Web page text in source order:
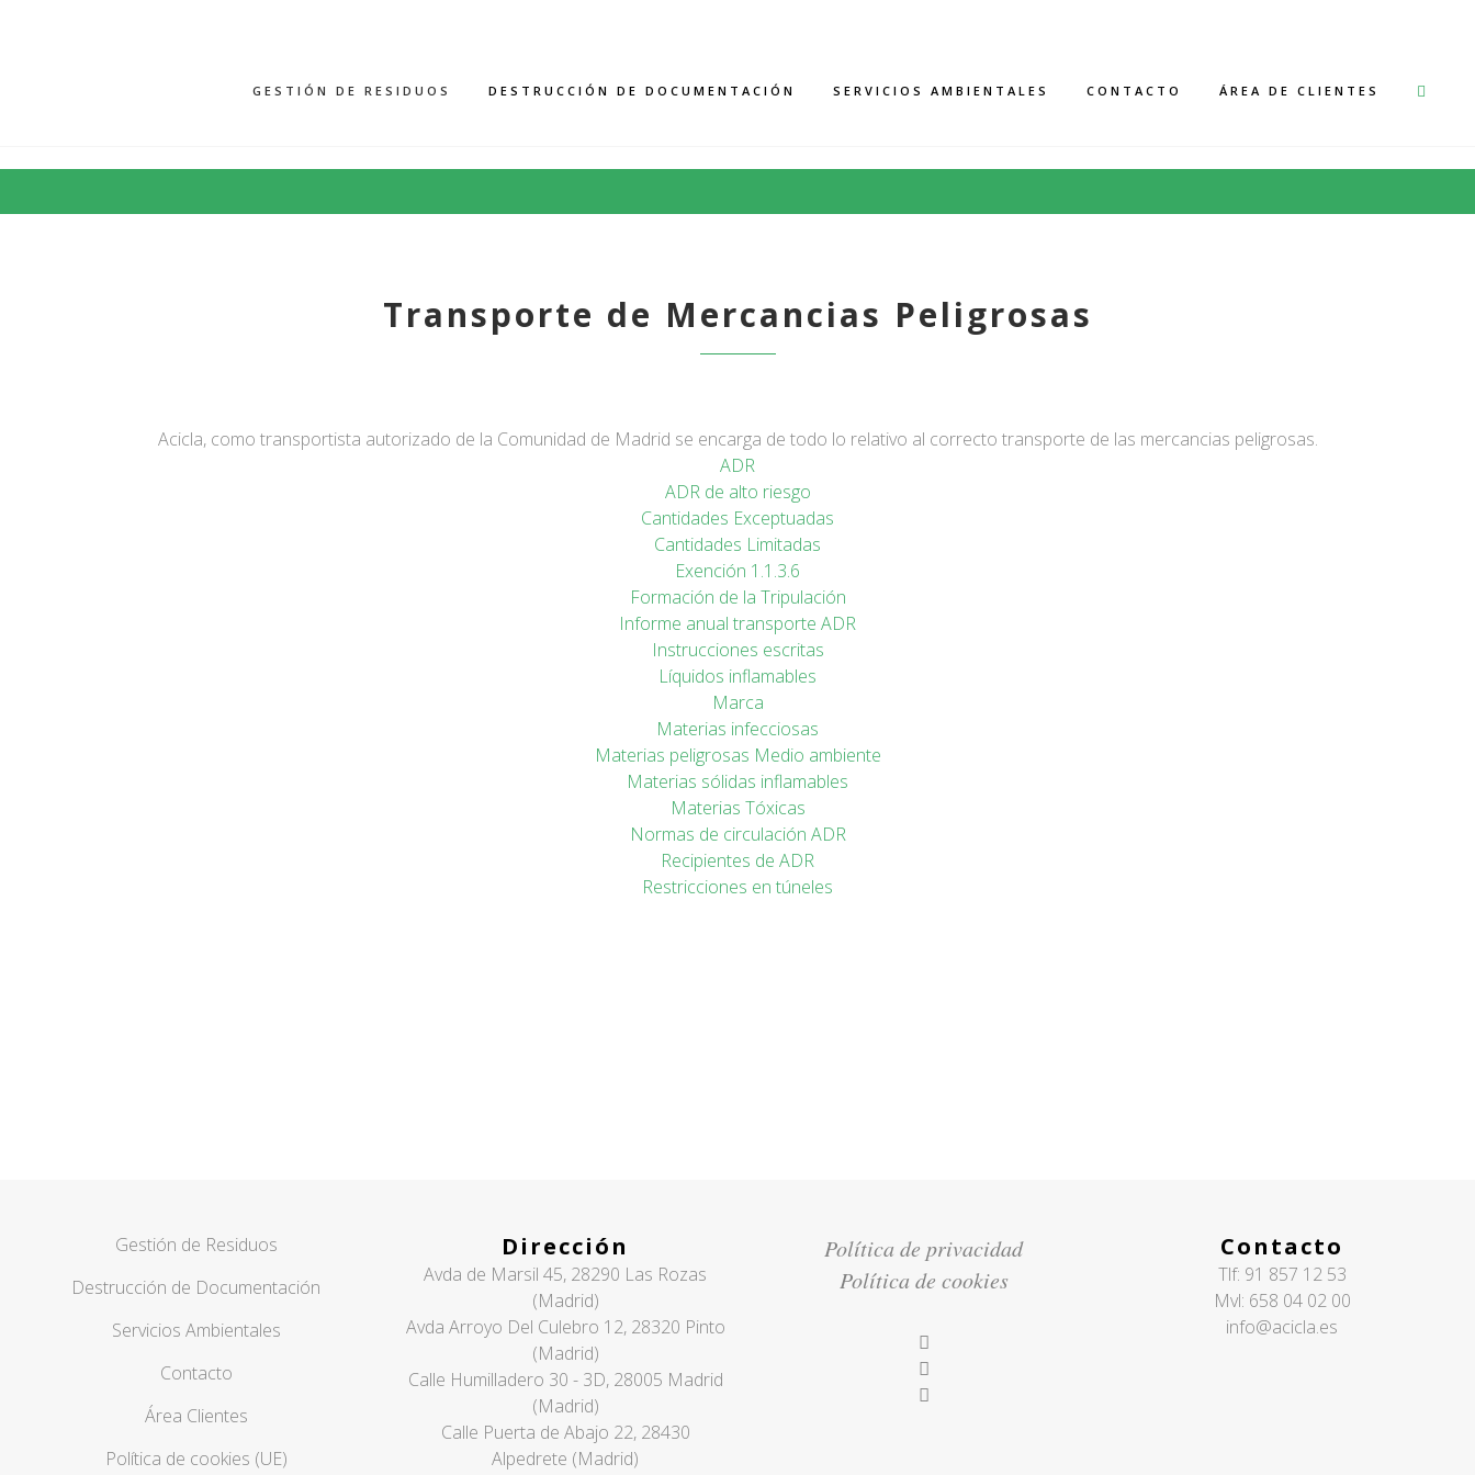
GESTIÓN DE RESIDUOS DESTRUCCIÓN DE DOCUMENTACIÓN SERVICIOS AMBIENTALES CONTACTO ÁREA DE CLIENTES
Transporte de Mercancias Peligrosas
Acicla, como transportista autorizado de la Comunidad de Madrid se encarga de todo lo relativo al correcto transporte de las mercancias peligrosas.
ADR
ADR de alto riesgo
Cantidades Exceptuadas
Cantidades Limitadas
Exención 1.1.3.6
Formación de la Tripulación
Informe anual transporte ADR
Instrucciones escritas
Líquidos inflamables
Marca
Materias infecciosas
Materias peligrosas Medio ambiente
Materias sólidas inflamables
Materias Tóxicas
Normas de circulación ADR
Recipientes de ADR
Restricciones en túneles
Gestión de Residuos
Destrucción de Documentación
Servicios Ambientales
Contacto
Área Clientes
Política de cookies (UE)
Dirección
Avda de Marsil 45, 28290 Las Rozas
(Madrid)
Avda Arroyo Del Culebro 12, 28320 Pinto
(Madrid)
Calle Humilladero 30 - 3D, 28005 Madrid
(Madrid)
Calle Puerta de Abajo 22, 28430
Alpedrete (Madrid)
Política de privacidad
Política de cookies
Contacto
Tlf: 91 857 12 53
Mvl: 658 04 02 00
info@acicla.es